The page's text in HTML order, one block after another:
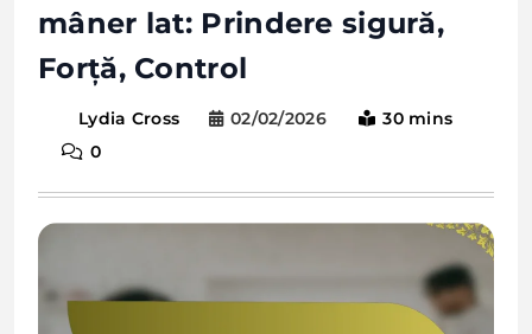
mâner lat: Prindere sigură,
Forță, Control
Lydia Cross 02/02/2026
30 mins
0